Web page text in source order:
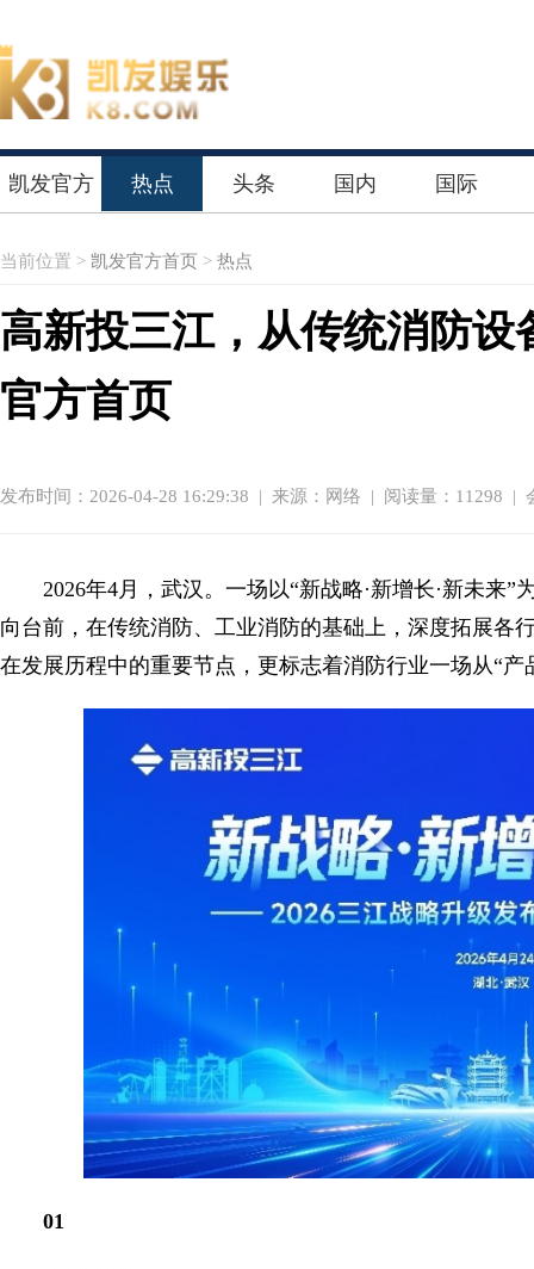
凯发官方 热点 头条 国内 国际
当前位置 > 凯发官方首页 > 热点
高新投三江，从传统消防
官方首页
发布时间：2026-04-28 16:29:38 | 来源：网络 | 阅读量：11298 |
2026年4月，武汉。一场以“新战略·新增长·新未来
向台前，在传统消防、工业消防的基础上，深度拓展各
在发展历程中的重要节点，更标志着消防行业一场从“
01